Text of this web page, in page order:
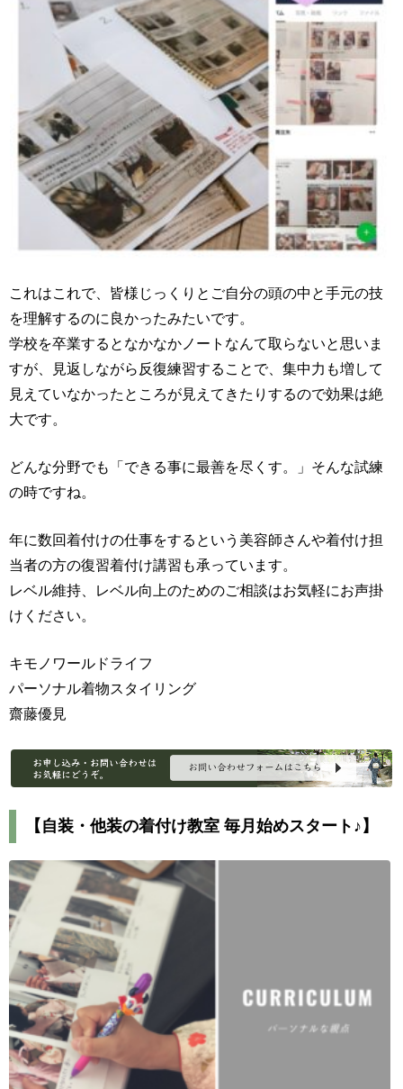
これはこれで、皆様じっくりとご自分の頭の中と手元の技
を理解するのに良かったみたいです。
学校を卒業するとなかなかノートなんて取らないと思いま
すが、見返しながら反復練習することで、集中力も増して
見えていなかったところが見えてきたりするので効果は絶
大です。
どんな分野でも「できる事に最善を尽くす。」そんな試練
の時ですね。
年に数回着付けの仕事をするという美容師さんや着付け担
当者の方の復習着付け講習も承っています。
レベル維持、レベル向上のためのご相談はお気軽にお声掛
けください。
キモノワールドライフ
パーソナル着物スタイリング
齋藤優見
【自装・他装の着付け教室 毎月始めスタート♪】